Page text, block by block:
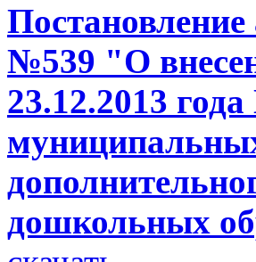
№539 "О
23.12.2013
дошкольных